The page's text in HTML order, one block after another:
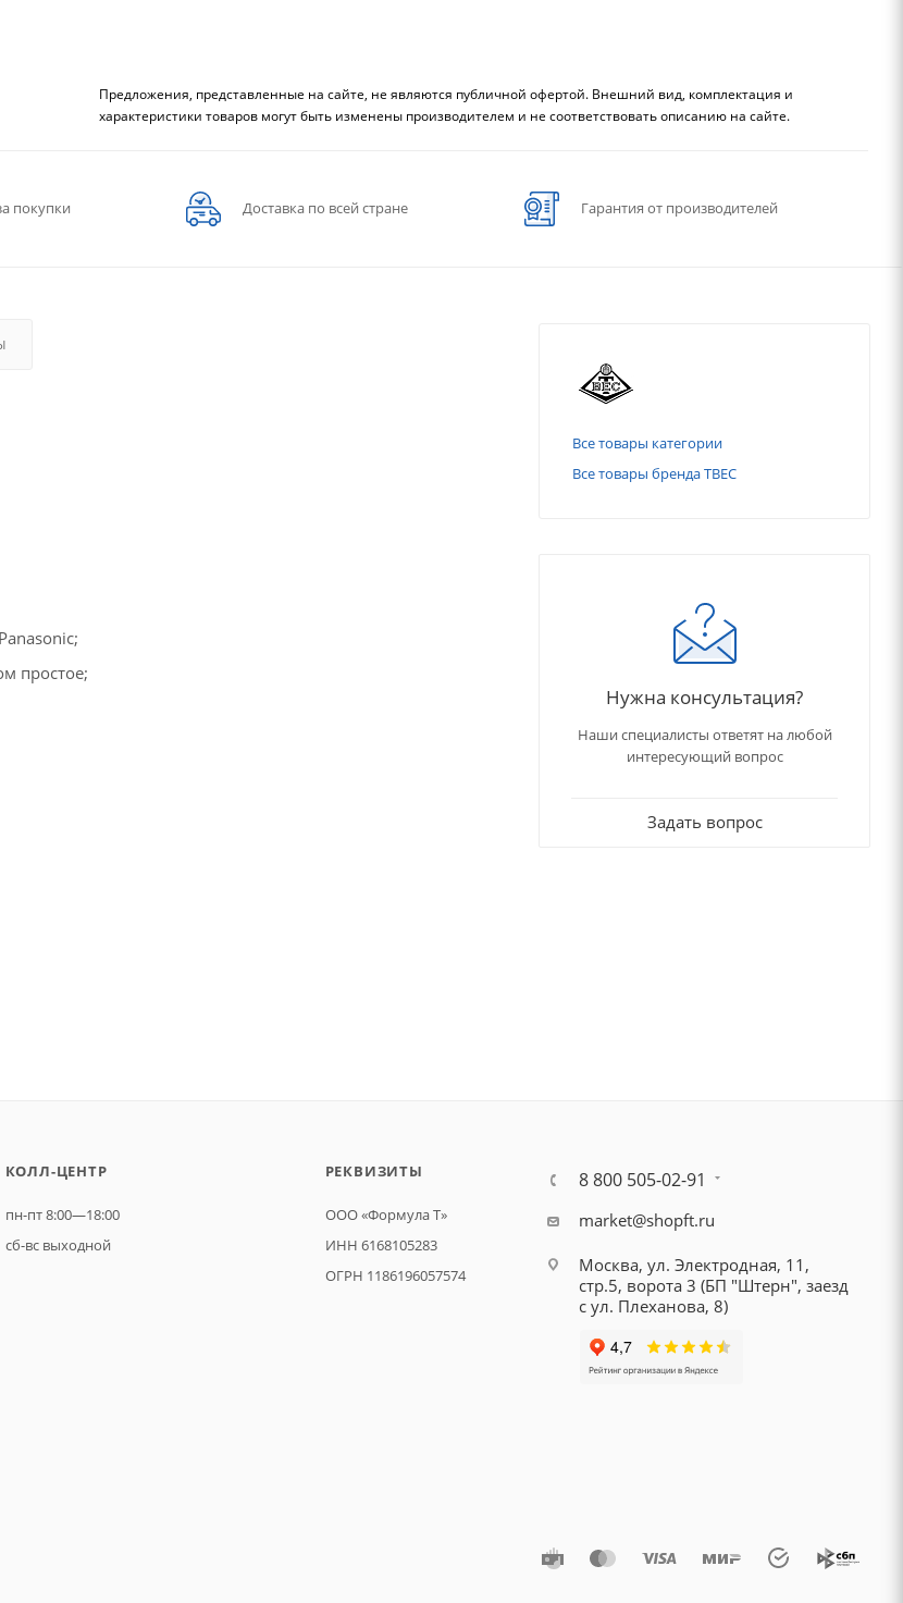
Предложения, представленные на сайте, не являются публичной офертой. Внешний вид, комплектация и
характеристики товаров могут быть изменены производителем и не соответствовать описанию на сайте.
покупки Доставка по всей стране Гарантия от производителей
простое;
Все товары категории
Все товары бренда ТВЕС
Нужна консультация?
Наши специалисты ответят на любой
интересующий вопрос
Задать вопрос
КОЛЛ-ЦЕНТР
пн-пт 8:00—18:00
сб-вс выходной
РЕКВИЗИТЫ
ООО «Формула Т»
ИНН 6168105283
ОГРН 1186196057574
8 800 505-02-91
market@shopft.ru
Москва, ул. Электродная, 11,
стр.5, ворота 3 (БП "Штерн", заезд
с ул. Плеханова, 8)